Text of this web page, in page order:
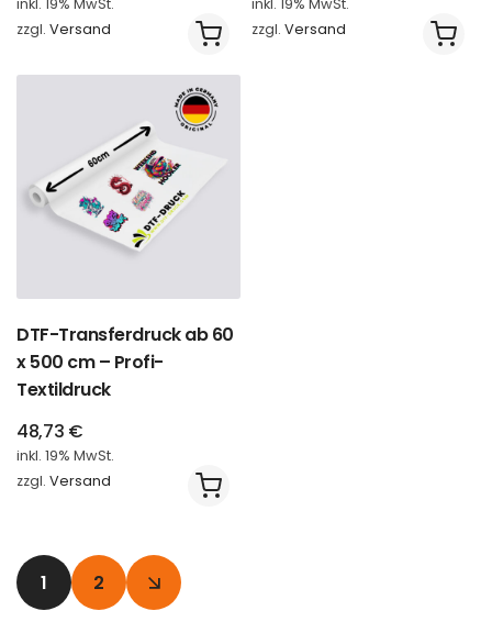
inkl. 19% MwSt.
zzgl. Versand
inkl. 19% MwSt.
zzgl. Versand
DTF-Transferdruck ab 60
x 500 cm – Profi-
Textildruck
48,73 €
inkl. 19% MwSt.
zzgl. Versand
1 2